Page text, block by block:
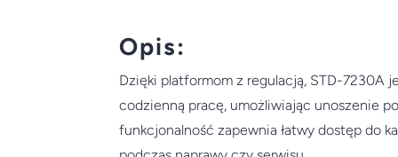
Opis:
Dzięki platformom z regulacją, STD-7230A
codzienną pracę, umożliwiając unoszenie
funkcjonalność zapewnia łatwy dostęp do